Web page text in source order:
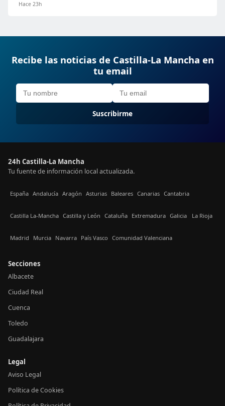
Hace 23h
Recibe las noticias de Castilla-La Mancha en
tu email
Suscribirme
24h Castilla-La Mancha
Tu fuente de información local actualizada.
España Andalucía Aragón Asturias Baleares Canarias Cantabria
Castilla La-Mancha Castilla y León Cataluña Extremadura Galicia La Rioja
Madrid Murcia Navarra País Vasco Comunidad Valenciana
Secciones
Albacete
Ciudad Real
Cuenca
Toledo
Guadalajara
Legal
Aviso Legal
Política de Cookies